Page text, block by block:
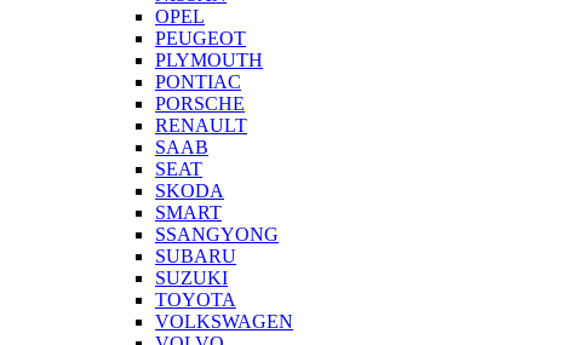
OPEL
PEUGEOT
PLYMOUTH
PONTIAC
PORSCHE
RENAULT
SAAB
SEAT
SKODA
SMART
SSANGYONG
SUBARU
SUZUKI
TOYOTA
VOLKSWAGEN